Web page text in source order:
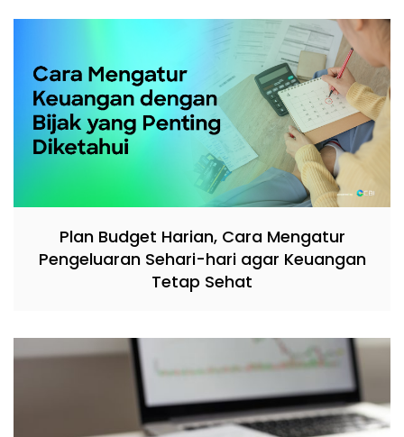
Plan Budget Harian, Cara Mengatur
Pengeluaran Sehari-hari agar Keuangan
Tetap Sehat